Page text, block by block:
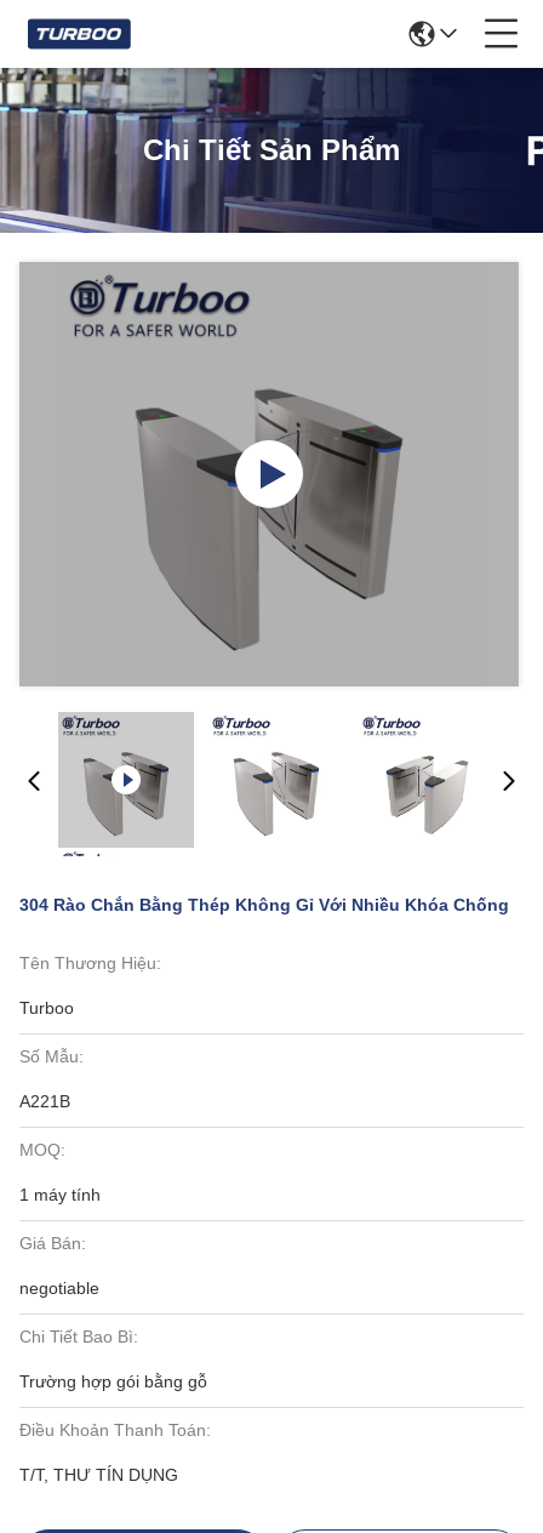
Chi Tiết Sản Phẩm
304 Rào Chắn Bằng Thép Không Gỉ Với Nhiều Khóa Chống
Tên Thương Hiệu:
Turboo
Số Mẫu:
A221B
MOQ:
1 máy tính
Giá Bán:
negotiable
Chi Tiết Bao Bì:
Trường hợp gói bằng gỗ
Điều Khoản Thanh Toán:
T/T, THƯ TÍN DỤNG